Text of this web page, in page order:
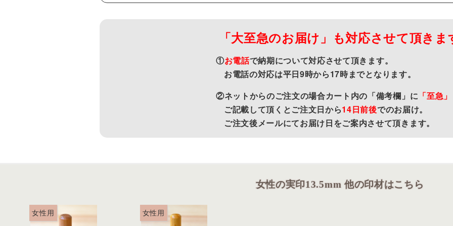
「大至急のお届け」も対応させて頂きま
①お電話で納期について対応させて頂きます。
お電話の対応は平日9時から17時までとなります。
②ネットからのご注文の場合カート内の「備考欄」に 「至急」
ご記載して頂くとご注文日から14日前後でのお届け。
ご注文後メールにてお届け日をご案内させて頂きます。
女性の実印13.5mm 他の印材はこちら
女性用 女性用